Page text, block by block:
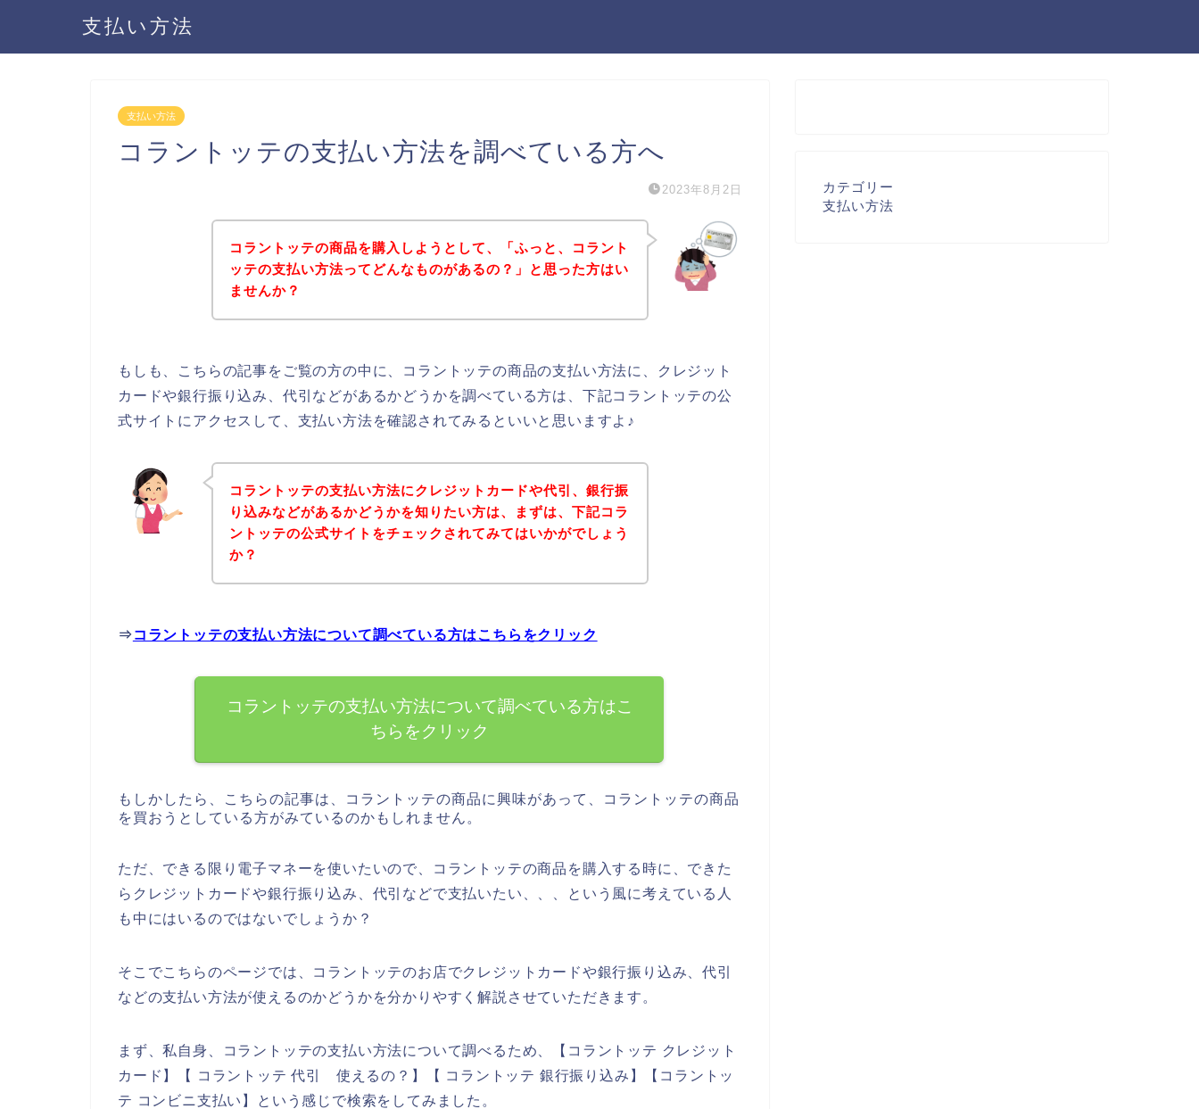
支払い方法
支払い方法
コラントッテの支払い方法を調べている方へ
2023年8月2日
コラントッテの商品を購入しようとして、「ふっと、コラント
ッテの支払い方法ってどんなものがあるの？」と思った方はい
ませんか？
もしも、こちらの記事をご覧の方の中に、コラントッテの商品の支払い方法に、クレジット
カードや銀行振り込み、代引などがあるかどうかを調べている方は、下記コラントッテの公
式サイトにアクセスして、支払い方法を確認されてみるといいと思いますよ♪
コラントッテの支払い方法にクレジットカードや代引、銀行振
り込みなどがあるかどうかを知りたい方は、まずは、下記コラ
ントッテの公式サイトをチェックされてみてはいかがでしょう
か？
⇒ コラントッテの支払い方法について調べている方はこちらをクリック
コラントッテの支払い方法について調べている方はこ
ちらをクリック
もしかしたら、こちらの記事は、コラントッテの商品に興味があって、コラントッテの商品
を買おうとしている方がみているのかもしれません。
ただ、できる限り電子マネーを使いたいので、コラントッテの商品を購入する時に、できた
らクレジットカードや銀行振り込み、代引などで支払いたい、、、という風に考えている人
も中にはいるのではないでしょうか？
そこでこちらのページでは、コラントッテのお店でクレジットカードや銀行振り込み、代引
などの支払い方法が使えるのかどうかを分かりやすく解説させていただきます。
まず、私自身、コラントッテの支払い方法について調べるため、【コラントッテ クレジット
カード】【 コラントッテ 代引 使えるの？】【 コラントッテ 銀行振り込み】【コラントッ
テ コンビニ支払い】という感じで検索をしてみました。
カテゴリー
支払い方法